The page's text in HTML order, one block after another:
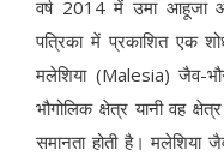
वर्ष 2014 में उमा आहूजा
पत्रिका में प्रकाशित एक
मलेशिया (Malesia) जैव-
भौगोलिक क्षेत्र यानी वह
समानता होती है। मलेशिया